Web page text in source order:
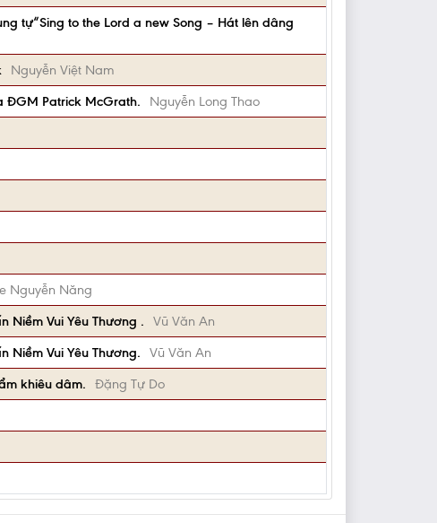
tự“Sing to the Lord a new Song – Hát lên dâng
Nguyễn Việt Nam
ĐGM Patrick McGrath.
Nguyễn Long Thao
Nguyễn Năng
Niềm Vui Yêu Thương .
Vũ Văn An
Niềm Vui Yêu Thương.
Vũ Văn An
khiêu dâm.
Đặng Tự Do